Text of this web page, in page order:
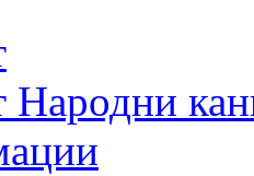
Народни